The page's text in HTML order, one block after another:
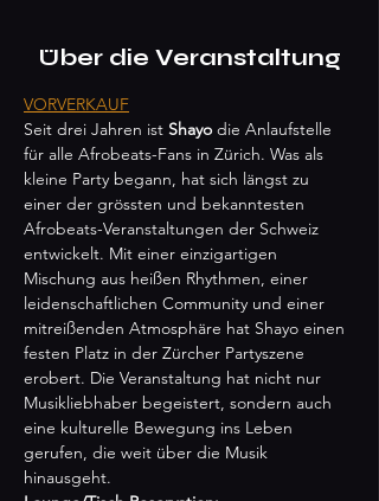
Über die Veranstaltung
VORVERKAUF
Seit drei Jahren ist Shayo die Anlaufstelle
für alle Afrobeats-Fans in Zürich. Was als
kleine Party begann, hat sich längst zu
einer der grössten und bekanntesten
Afrobeats-Veranstaltungen der Schweiz
entwickelt. Mit einer einzigartigen
Mischung aus heißen Rhythmen, einer
leidenschaftlichen Community und einer
mitreißenden Atmosphäre hat Shayo einen
festen Platz in der Zürcher Partyszene
erobert. Die Veranstaltung hat nicht nur
Musikliebhaber begeistert, sondern auch
eine kulturelle Bewegung ins Leben
gerufen, die weit über die Musik
hinausgeht.